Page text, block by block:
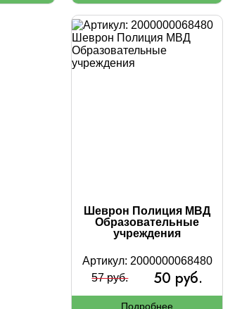
Шеврон Полиция МВД
Образовательные
учреждения
Артикул: 2000000068480
57 руб.
50 руб.
Подробнее